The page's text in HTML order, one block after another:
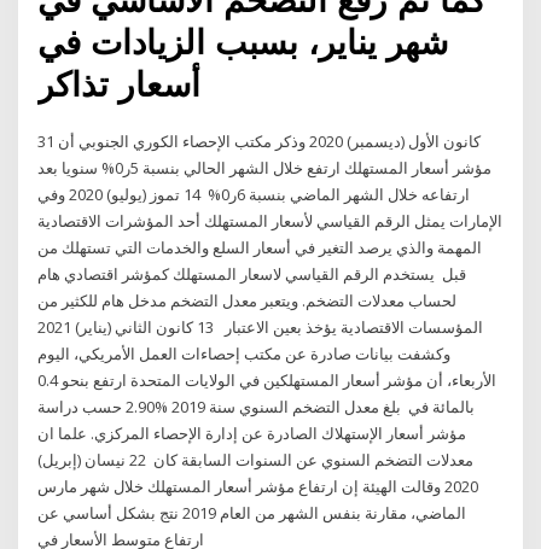
شهر يناير، بسبب الزيادات في
31 كانون الأول (ديسمبر) 2020 وذكر مكتب الإحصاء الكوري الجنوبي أن
مؤشر أسعار المستهلك ارتفع خلال الشهر الحالي بنسبة 5ر0% سنويا بعد
ارتفاعه خلال الشهر الماضي بنسبة 6ر0% 14 تموز (يوليو) 2020 وفي
الإمارات يمثل الرقم القياسي لأسعار المستهلك أحد المؤشرات الاقتصادية
المهمة والذي يرصد التغير في أسعار السلع والخدمات التي تستهلك من
قبل يستخدم الرقم القياسي لاسعار المستهلك كمؤشر اقتصادي هام
لحساب معدلات التضخم. ويتعبر معدل التضخم مدخل هام للكثير من
المؤسسات الاقتصادية يؤخذ بعين الاعتبار 13 كانون الثاني (يناير) 2021
وكشفت بيانات صادرة عن مكتب إحصاءات العمل الأمريكي، اليوم
الأربعاء، أن مؤشر أسعار المستهلكين في الولايات المتحدة ارتفع بنحو 0.4
بالمائة في بلغ معدل التضخم السنوي سنة 2019 %2.90 حسب دراسة
مؤشر أسعار الإستهلاك الصادرة عن إدارة الإحصاء المركزي. علما ان
معدلات التضخم السنوي عن السنوات السابقة كان 22 نيسان (إبريل)
2020 وقالت الهيئة إن ارتفاع مؤشر أسعار المستهلك خلال شهر مارس
الماضي، مقارنة بنفس الشهر من العام 2019 نتج بشكل أساسي عن